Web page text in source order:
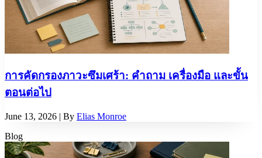
การคัดกรองภาวะซึมเศร้า: คำถาม เครื่องมือ และขั้น
ตอนต่อไป
June 13, 2026 | By Elias Monroe
Blog